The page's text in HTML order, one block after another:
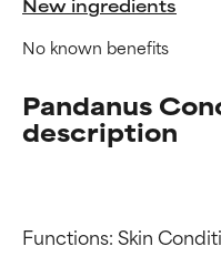
No known benefits
Pandanus
description
Functions: Skin